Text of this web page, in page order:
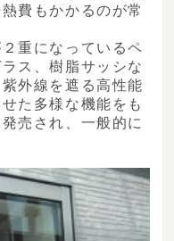
費もかかるのが常
重になっているペ
ス、樹脂サッシな
外線を遮る高性能
た多様な機能をも
売され、一般的に